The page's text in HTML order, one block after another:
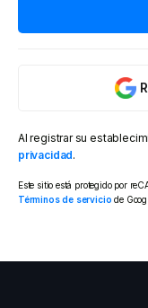
Al registrar su
privacidad.
Este sitio está protegido por
Términos de servicio de